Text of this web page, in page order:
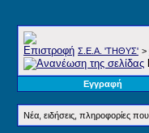
Σ.E.A. 'ΤΗΘΥΣ' >
Εγγραφή
Νέα, ειδήσεις, πληροφορίες